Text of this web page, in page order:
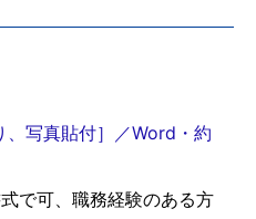
、写真貼付］／Word・約
で可、職務経験のある方